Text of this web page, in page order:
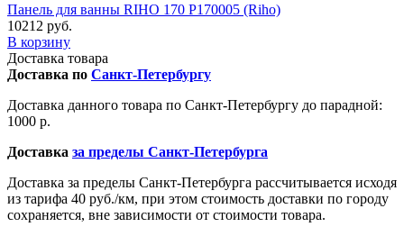
Панель для ванны RIHO 170 P170005 (Riho)
10212 руб.
В корзину
Доставка товара
Доставка по Санкт-Петербургу
Доставка данного товара по Санкт-Петербургу до парадной:
1000 р.
Доставка за пределы Санкт-Петербурга
Доставка за пределы Санкт-Петербурга рассчитывается исходя
из тарифа 40 руб./км, при этом стоимость доставки по городу
сохраняется, вне зависимости от стоимости товара.